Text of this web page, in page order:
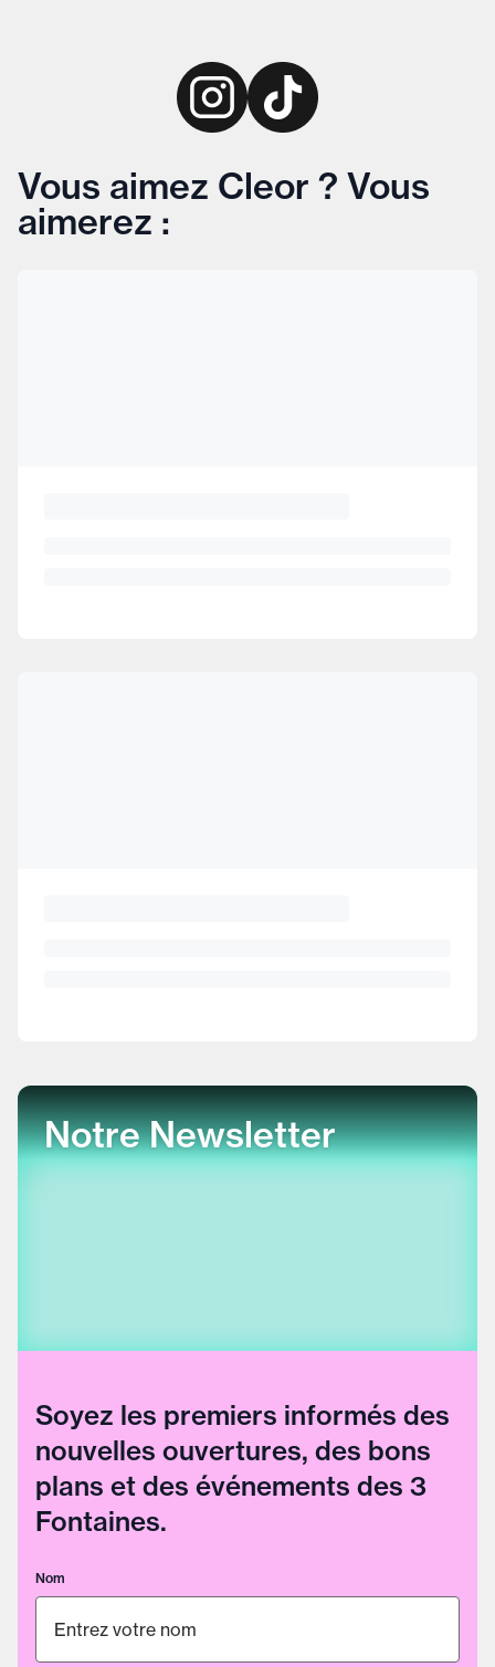
Vous aimez Cleor ? Vous
aimerez :
Notre Newsletter
Soyez les premiers informés des
nouvelles ouvertures, des bons
plans et des événements des 3
Fontaines.
Nom